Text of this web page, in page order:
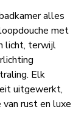
alles
met
licht, terwijl
Elk
uitgewerkt,
rust en luxe